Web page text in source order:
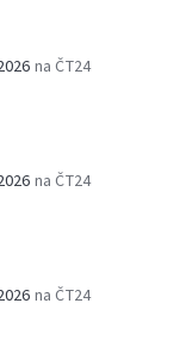
na ČT24
na ČT24
na ČT24